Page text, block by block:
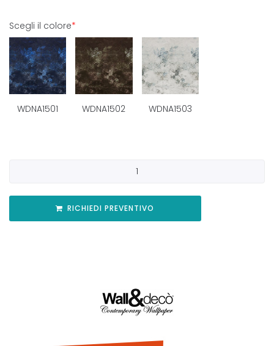
Scegli il colore*
WDNA1501 WDNA1502 WDNA1503
RICHIEDI PREVENTIVO